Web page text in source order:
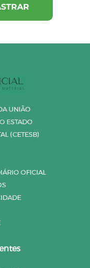
UNIÃO
ESTADO
(CETESB)
OFICIAL